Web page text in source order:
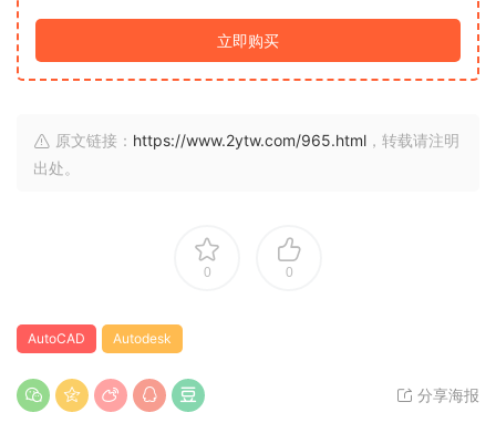
立即购买
原文链接： https://www.2ytw.com/965.html ，转载请注明
出处。
0 0
AutoCAD Autodesk
分享海报